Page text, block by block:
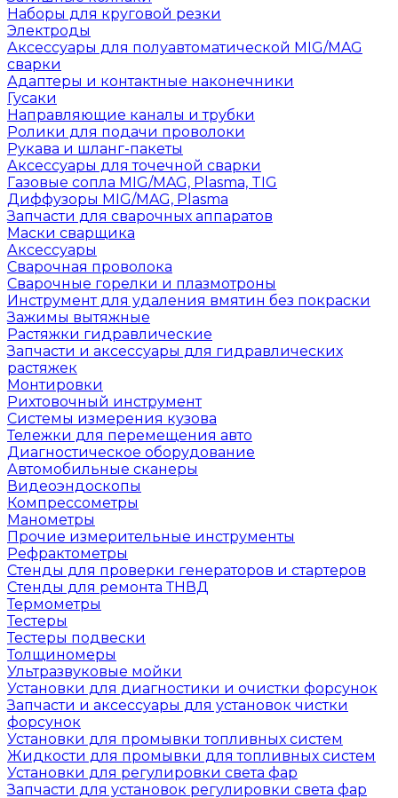
Наборы для круговой резки
Электроды
Аксессуары для полуавтоматической MIG/MAG
сварки
Адаптеры и контактные наконечники
Гусаки
Направляющие каналы и трубки
Ролики для подачи проволоки
Рукава и шланг-пакеты
Аксессуары для точечной сварки
Газовые сопла MIG/MAG, Plasma, TIG
Диффузоры MIG/MAG, Plasma
Запчасти для сварочных аппаратов
Маски сварщика
Аксессуары
Сварочная проволока
Сварочные горелки и плазмотроны
Инструмент для удаления вмятин без покраски
Зажимы вытяжные
Растяжки гидравлические
Запчасти и аксессуары для гидравлических
растяжек
Монтировки
Рихтовочный инструмент
Системы измерения кузова
Тележки для перемещения авто
Диагностическое оборудование
Автомобильные сканеры
Видеоэндоскопы
Компрессометры
Манометры
Прочие измерительные инструменты
Рефрактометры
Стенды для проверки генераторов и стартеров
Стенды для ремонта ТНВД
Термометры
Тестеры
Тестеры подвески
Толщиномеры
Ультразвуковые мойки
Установки для диагностики и очистки форсунок
Запчасти и аксессуары для установок чистки
форсунок
Установки для промывки топливных систем
Жидкости для промывки для топливных систем
Установки для регулировки света фар
Запчасти для установок регулировки света фар